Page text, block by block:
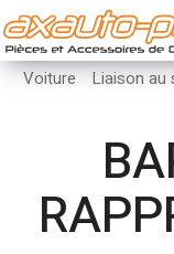
Voiture Liaison au